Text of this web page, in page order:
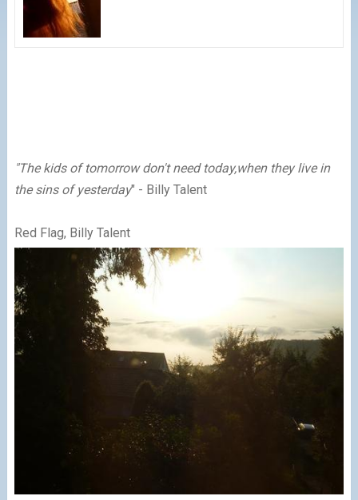
"The kids of tomorrow don't need today,when they live in
the sins of yesterday" - Billy Talent
Red Flag, Billy Talent